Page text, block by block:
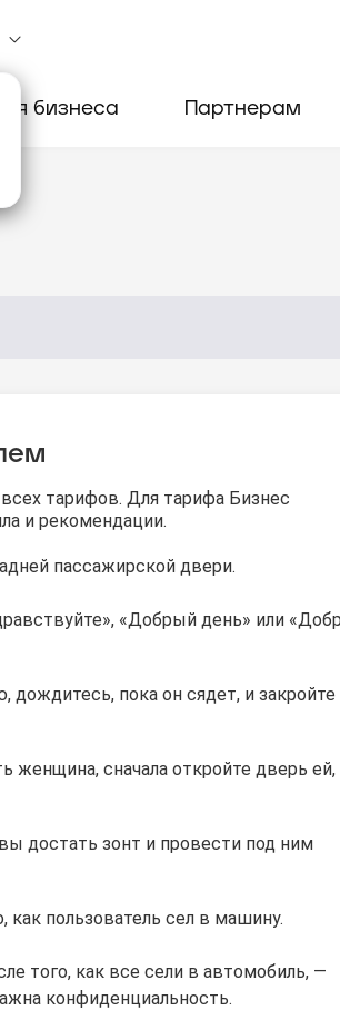
бизнеса Партнерам
тарифов. Для тарифа Бизнес
и рекомендации.
пассажирской двери.
«Добрый день» или
дождитесь, пока он сядет, и
женщина, сначала откройте дверь
достать зонт и провести под ним
как пользователь сел в машину.
того, как все сели в автомобиль, —
конфиденциальность.